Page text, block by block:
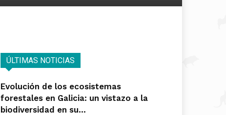
ÚLTIMAS NOTICIAS
Evolución de los ecosistemas
forestales en Galicia: un vistazo a la
biodiversidad en su...